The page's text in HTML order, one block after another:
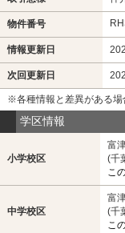
物件番号
情報更新日
次回更新日
※各種情報と差異がある
学区情報
小学校区
富
(千
こ
中学校区
富
(千
こ